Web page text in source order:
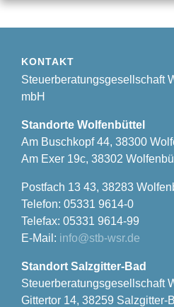
KONTAKT
Steuerberatungsgesellschaft
mbH
Standorte Wolfenbüttel
Am Buschkopf 44, 38300
Am Exer 19c, 38302
Postfach 13 43, 38283
Telefon: 05331 9614-0
Telefax: 05331 9614-99
E-Mail: info@stb-wsr.de
Standort Salzgitter-Bad
Steuerberatungsgesellschaft
Gittertor 14, 38259 Salzgitter-